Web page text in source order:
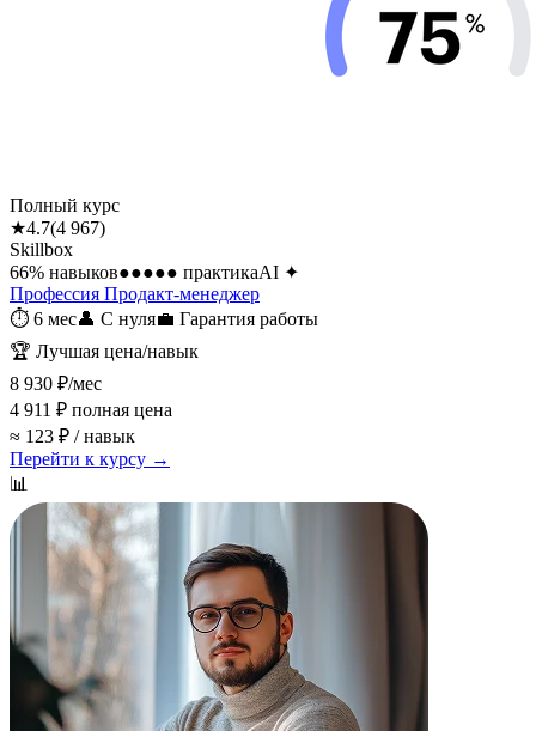
Полный курс
★4.7(4 967)
Skillbox
66% навыков●●●●● практикаAI ✦
Профессия Продакт-менеджер
⏱ 6 мес👤 С нуля💼 Гарантия работы
🏆 Лучшая цена/навык
8 930 ₽/мес
4 911 ₽ полная цена
≈ 123 ₽ / навык
Перейти к курсу →
📊